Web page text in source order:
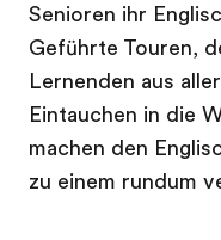
Senioren ihr
Geführte Touren,
Lernenden aus
Eintauchen in die
machen den
zu einem rundum